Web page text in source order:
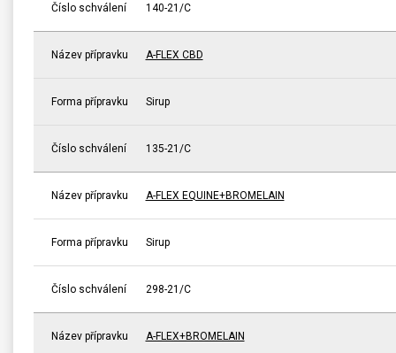
Číslo schválení 140-21/C
Název přípravku A-FLEX CBD
Forma přípravku Sirup
Číslo schválení 135-21/C
Název přípravku A-FLEX EQUINE+BROMELAIN
Forma přípravku Sirup
Číslo schválení 298-21/C
Název přípravku A-FLEX+BROMELAIN